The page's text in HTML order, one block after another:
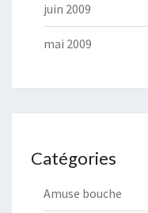
juin 2009
mai 2009
Catégories
Amuse bouche